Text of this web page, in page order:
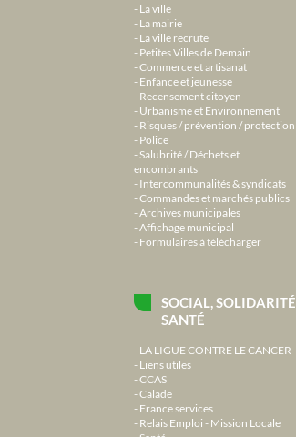
La ville
La mairie
La ville recrute
Petites Villes de Demain
Commerce et artisanat
Enfance et jeunesse
Recensement citoyen
Urbanisme et Environnement
Risques / prévention / protection
Police
Salubrité / Déchets et
encombrants
Intercommunalités & syndicats
Commandes et marchés publics
Archives municipales
Affichage municipal
Formulaires à télécharger
SOCIAL, SOLIDARITÉ
SANTÉ
LA LIGUE CONTRE LE CANCER
Liens utiles
CCAS
Calade
France services
Relais Emploi - Mission Locale